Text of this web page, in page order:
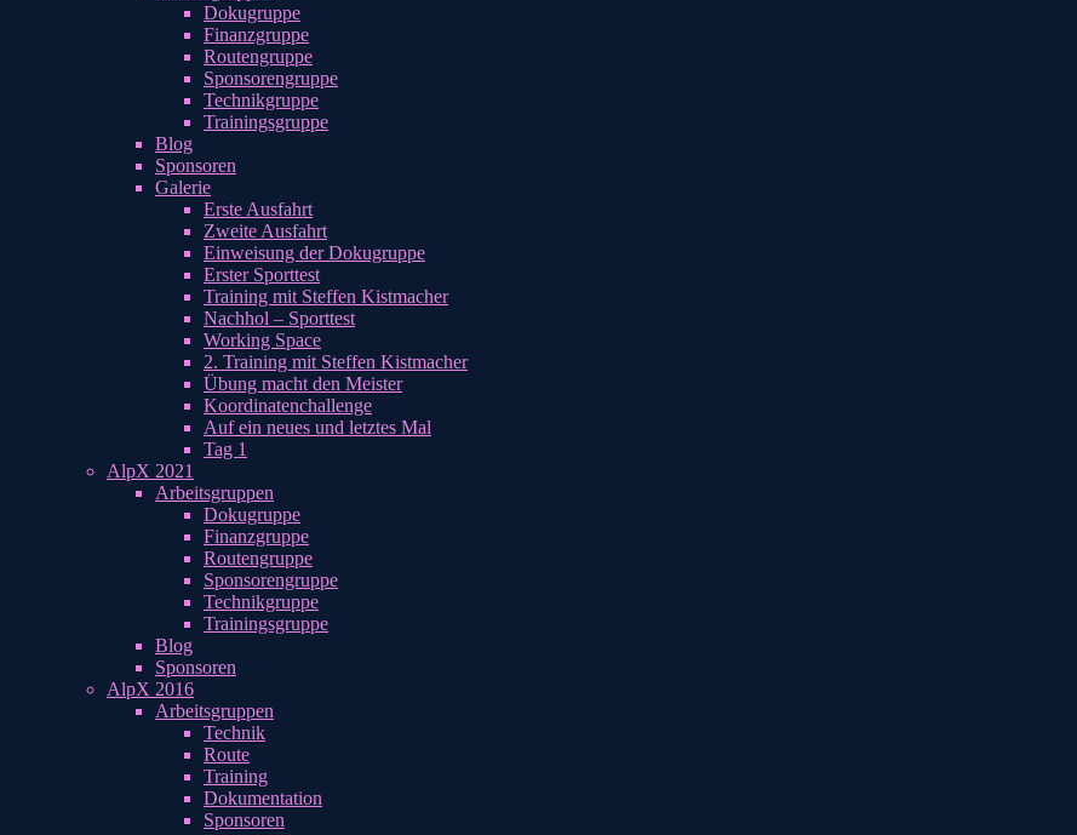
Dokugruppe
Finanzgruppe
Routengruppe
Sponsorengruppe
Technikgruppe
Trainingsgruppe
Blog
Sponsoren
Galerie
Erste Ausfahrt
Zweite Ausfahrt
Einweisung der Dokugruppe
Erster Sporttest
Training mit Steffen Kistmacher
Nachhol – Sporttest
Working Space
2. Training mit Steffen Kistmacher
Übung macht den Meister
Koordinatenchallenge
Auf ein neues und letztes Mal
Tag 1
AlpX 2021
Arbeitsgruppen
Dokugruppe
Finanzgruppe
Routengruppe
Sponsorengruppe
Technikgruppe
Trainingsgruppe
Blog
Sponsoren
AlpX 2016
Arbeitsgruppen
Technik
Route
Training
Dokumentation
Sponsoren